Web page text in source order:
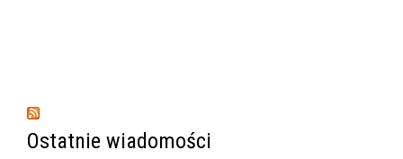
Ostatnie wiadomości